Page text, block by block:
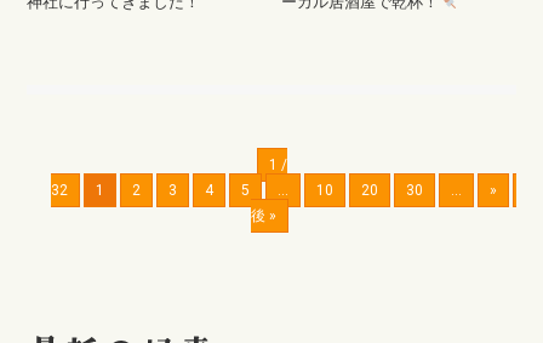
1 /
32
1 2 3 4 5 ... 10 20 30 ... »
後 »